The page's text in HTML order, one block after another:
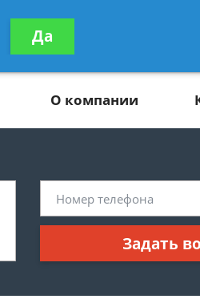
консультацию
бесплатно
О компании
Задать
Да